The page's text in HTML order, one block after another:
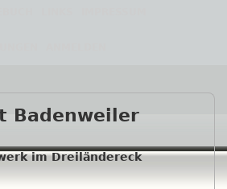
Badenweiler
im Dreiländereck